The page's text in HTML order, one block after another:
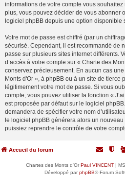
informations de votre compte vous
plus, vous pouvez décider de vous abonner
logiciel phpBB depuis une option disponible
Votre mot de passe est chiffré (par un
sécurisé. Cependant, il est recommandé de
passe sur plusieurs sites internet différents.
d’accès à votre compte sur « Charte des
conservez précieusement. En aucun cas
Monts d'Or », à phpBB ou à un site de tierce
légitimement votre mot de passe. Si vous
compte, vous pouvez utiliser la fonction «
est proposée par défaut sur le logiciel
demandera de spécifier votre nom
le logiciel phpBB générera alors un
puissiez reprendre le contrôle de votre
Accueil du forum
Chartes des Monts d'OrPaul VINCENT|
Développé parphpBB® Forum